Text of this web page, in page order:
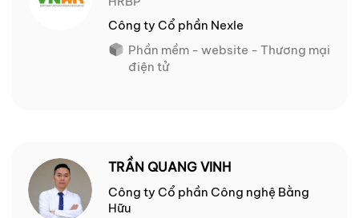
Công ty Cổ phần Nexle
Phần mềm - website - Thương mại
điện tử
TRẦN QUANG VINH
Công ty Cổ phần Công nghệ Bằng
Hữu